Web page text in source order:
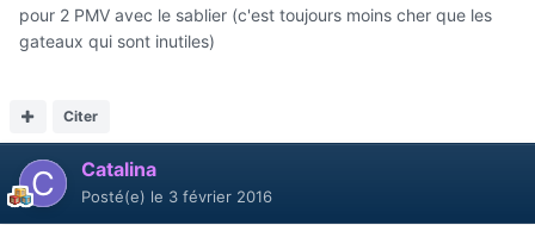
pour 2 PMV avec le sablier (c'est toujours moins cher que les
gateaux qui sont inutiles)
Citer
Catalina
Posté(e) le 3 février 2016